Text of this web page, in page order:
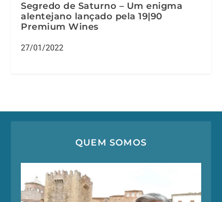
Segredo de Saturno – Um enigma
alentejano lançado pela 19|90
Premium Wines
27/01/2022
QUEM SOMOS